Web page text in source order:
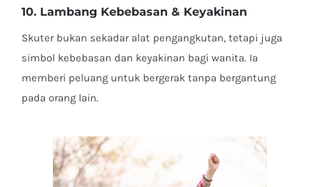
10. Lambang Kebebasan & Keyakinan
Skuter bukan sekadar alat pengangkutan, tetapi juga
simbol kebebasan dan keyakinan bagi wanita. Ia
memberi peluang untuk bergerak tanpa bergantung
pada orang lain.